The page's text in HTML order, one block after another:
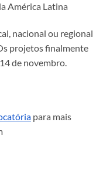
América Latina
nacional ou regional
projetos finalmente
de novembro.
para mais